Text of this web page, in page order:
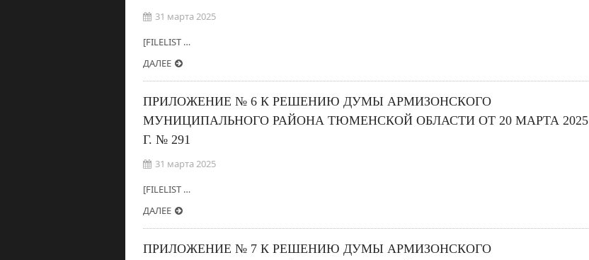
31 марта 2025
[FILELIST …
ДАЛЕЕ
ПРИЛОЖЕНИЕ № 6 К РЕШЕНИЮ ДУМЫ АРМИЗОНСКОГО
МУНИЦИПАЛЬНОГО РАЙОНА ТЮМЕНСКОЙ ОБЛАСТИ ОТ 20 МАРТА 2025
Г. № 291
31 марта 2025
[FILELIST …
ДАЛЕЕ
ПРИЛОЖЕНИЕ № 7 К РЕШЕНИЮ ДУМЫ АРМИЗОНСКОГО